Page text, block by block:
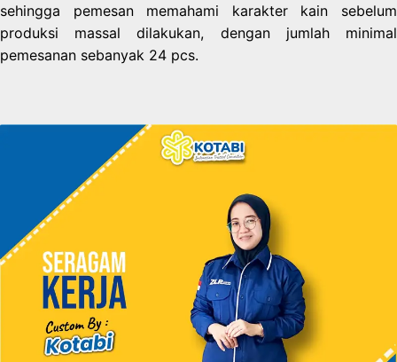
sehingga pemesan memahami karakter kain sebelum
produksi massal dilakukan, dengan jumlah minimal
pemesanan sebanyak 24 pcs.